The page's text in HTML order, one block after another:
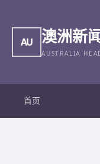
AU 澳洲新
AUSTRALIA
首页